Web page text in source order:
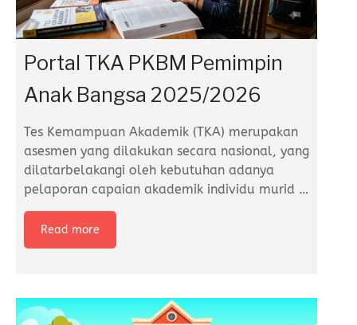
Portal TKA PKBM Pemimpin
Anak Bangsa 2025/2026
Tes Kemampuan Akademik (TKA) merupakan
asesmen yang dilakukan secara nasional, yang
dilatarbelakangi oleh kebutuhan adanya
pelaporan capaian akademik individu murid …
Read more